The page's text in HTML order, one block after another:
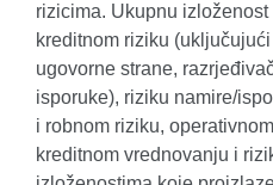
rizicima. Ukupnu
kreditnom riziku
ugovorne strane,
isporuke), riziku namire/
i robnom riziku,
kreditnom vrednovanju i